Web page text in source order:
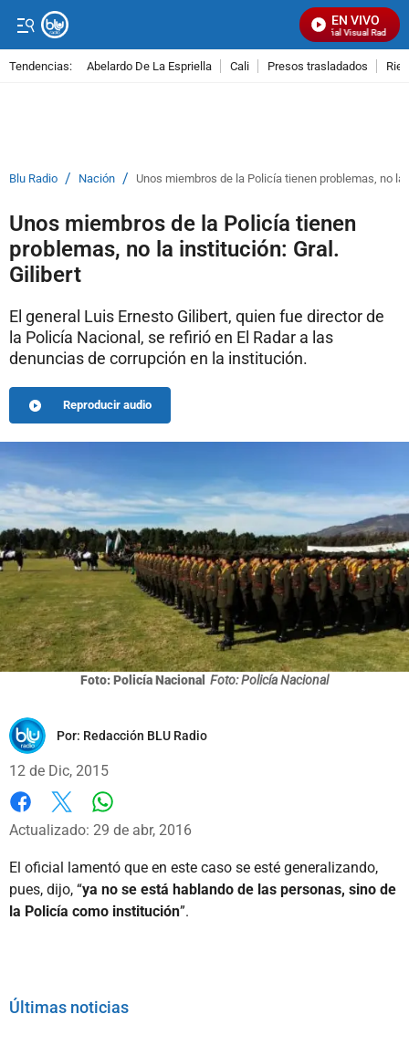
EN VIVO
Señal Visual Radio
Tendencias: Abelardo De La Espriella Cali Presos trasladados
Blu Radio / Nación / Unos miembros de la Policía tienen problemas, no
Unos miembros de la Policía tienen
problemas, no la institución: Gral.
Gilibert
El general Luis Ernesto Gilibert, quien fue director de
la Policía Nacional, se refirió en El Radar a las
denuncias de corrupción en la institución.
Reproducir audio
Foto: Policía Nacional Foto: Policía Nacional
Por: Redacción BLU Radio
12 de Dic, 2015
Facebook
X
Actualizado: 29 de abr, 2016
El oficial lamentó que en este caso se esté generalizando,
pues, dijo, “ya no se está hablando de las personas, sino de
la Policía como institución”.
Últimas noticias